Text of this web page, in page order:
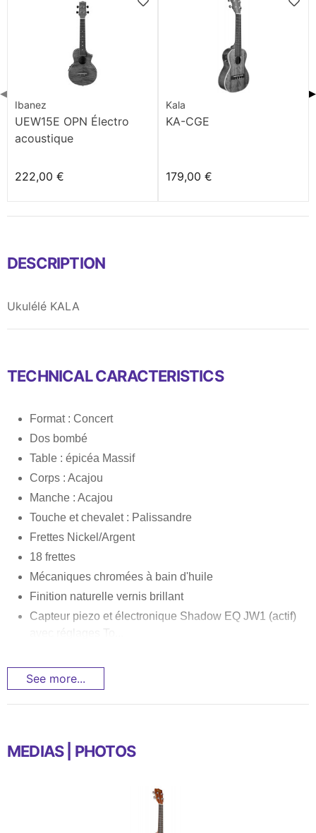
Ibanez
UEW15E OPN Électro
acoustique
222,00 €
Kala
KA-CGE
179,00 €
◀ ▶
DESCRIPTION
Ukulélé KALA
TECHNICAL CARACTERISTICS
Format : Concert
Dos bombé
Table : épicéa Massif
Corps : Acajou
Manche : Acajou
Touche et chevalet : Palissandre
Frettes Nickel/Argent
18 frettes
Mécaniques chromées à bain d'huile
Finition naturelle vernis brillant
Capteur piezo et électronique Shadow EQ JW1 (actif)
avec réglages To...
See more...
MEDIAS | PHOTOS